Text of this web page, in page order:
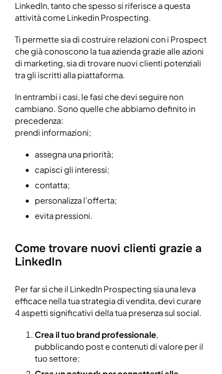
LinkedIn, tanto che spesso si riferisce a questa
attività come Linkedin Prospecting.
Ti permette sia di costruire relazioni con i Prospect
che già conoscono la tua azienda grazie alle azioni
di marketing, sia di trovare nuovi clienti potenziali
tra gli iscritti alla piattaforma.
In entrambi i casi, le fasi che devi seguire non
cambiano. Sono quelle che abbiamo definito in
precedenza:
prendi informazioni;
assegna una priorità;
capisci gli interessi;
contatta;
personalizza l’offerta;
evita pressioni.
Come trovare nuovi clienti grazie a
LinkedIn
Per far sì che il LinkedIn Prospecting sia una leva
efficace nella tua strategia di vendita, devi curare
4 aspetti significativi della tua presenza sul social.
Crea il tuo brand professionale,
pubblicando post e contenuti di valore per il
tuo settore;